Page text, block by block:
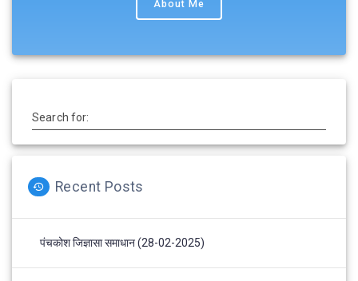
About Me
Search for:
Recent Posts
पंचकोश जिज्ञासा समाधान (28-02-2025)